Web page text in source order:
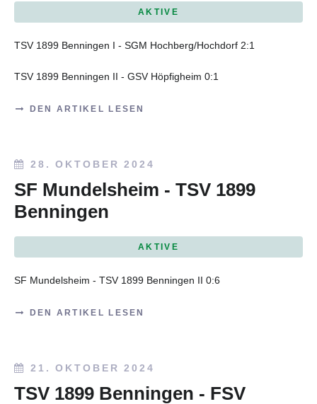
AKTIVE
TSV 1899 Benningen I - SGM Hochberg/Hochdorf 2:1
TSV 1899 Benningen II - GSV Höpfigheim 0:1
DEN ARTIKEL LESEN
28. OKTOBER 2024
SF Mundelsheim - TSV 1899
Benningen
AKTIVE
SF Mundelsheim - TSV 1899 Benningen II 0:6
DEN ARTIKEL LESEN
21. OKTOBER 2024
TSV 1899 Benningen - FSV